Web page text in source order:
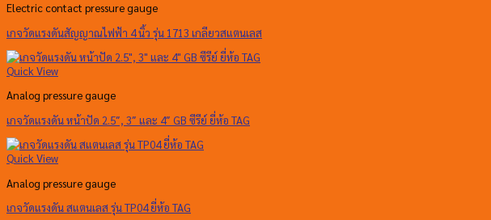
Electric contact pressure gauge
เกจวัดแรงดันสัญญาณไฟฟ้า 4 นิ้ว รุ่น 1713 เกลียวสแตนเลส
Quick View
Analog pressure gauge
เกจวัดแรงดัน หน้าปัด 2.5″, 3″ และ 4″ GB ซีรีย์ ยี่ห้อ TAG
Quick View
Analog pressure gauge
เกจวัดแรงดัน สแตนเลส รุ่น TP04 ยี่ห้อ TAG